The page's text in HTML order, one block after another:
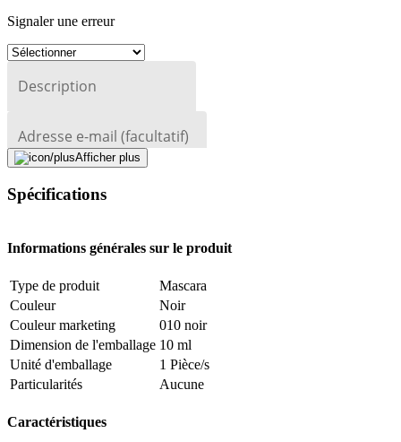
Signaler une erreur
Description
Adresse e-mail (facultatif)
Fermer le formulaire
Signaler des données erronées
Afficher plus
Spécifications
Informations générales sur le produit
Type de produit
Mascara
Couleur
Noir
Couleur marketing
010 noir
Dimension de l'emballage 10 ml
Unité d'emballage
1 Pièce/s
Particularités
Aucune
Caractéristiques